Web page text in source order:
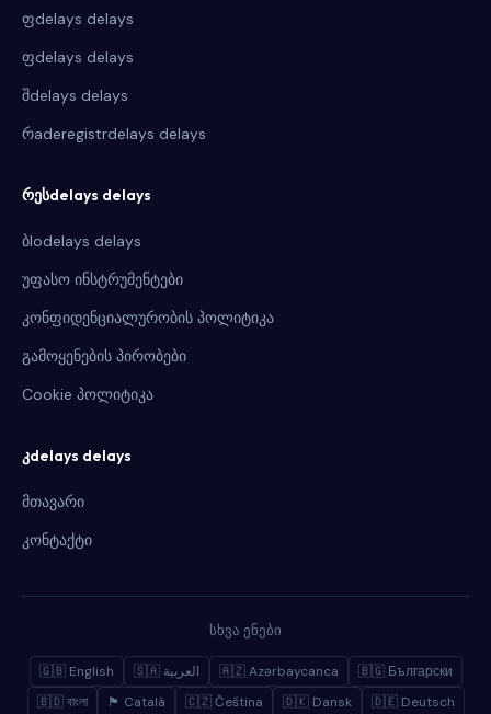
ფdelays delays
ფdelays delays
შdelays delays
რaderegistrdelays delays
რესdelays delays
ბlodelays delays
უფასო ინსტრუმენტები
კონფიდენციალურობის პოლიტიკა
გამოყენების პირობები
Cookie პოლიტიკა
კdelays delays
მთავარი
კონტაქტი
სხვა ენები
🇬🇧 English 🇸🇦 العربية 🇦🇿 Azərbaycanca
🇧🇬 Български
🇧🇩 বাংলা
🏴 Català 🇨🇿 Čeština 🇩🇰 Dansk 🇩🇪 Deutsch